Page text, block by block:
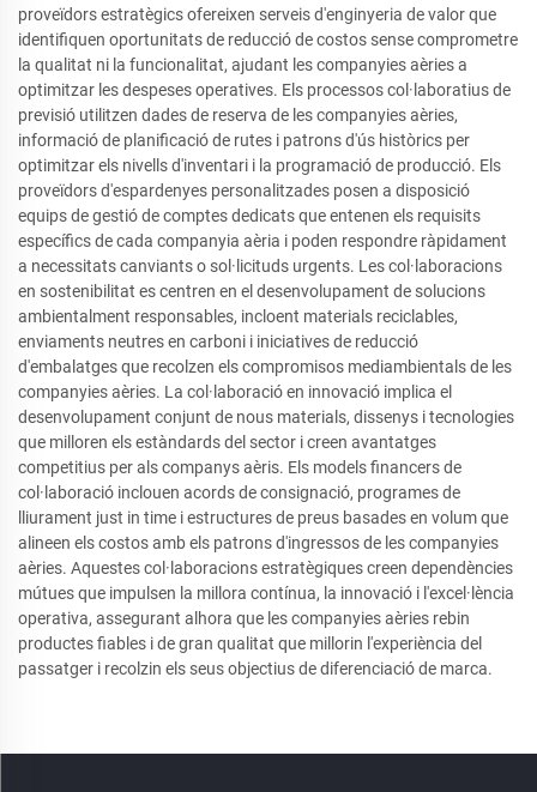
proveïdors estratègics ofereixen serveis d'enginyeria de valor que
identifiquen oportunitats de reducció de costos sense comprometre
la qualitat ni la funcionalitat, ajudant les companyies aèries a
optimitzar les despeses operatives. Els processos col·laboratius de
previsió utilitzen dades de reserva de les companyies aèries,
informació de planificació de rutes i patrons d'ús històrics per
optimitzar els nivells d'inventari i la programació de producció. Els
proveïdors d'espardenyes personalitzades posen a disposició
equips de gestió de comptes dedicats que entenen els requisits
específics de cada companyia aèria i poden respondre ràpidament
a necessitats canviants o sol·licituds urgents. Les col·laboracions
en sostenibilitat es centren en el desenvolupament de solucions
ambientalment responsables, incloent materials reciclables,
enviaments neutres en carboni i iniciatives de reducció
d'embalatges que recolzen els compromisos mediambientals de les
companyies aèries. La col·laboració en innovació implica el
desenvolupament conjunt de nous materials, dissenys i tecnologies
que milloren els estàndards del sector i creen avantatges
competitius per als companys aèris. Els models financers de
col·laboració inclouen acords de consignació, programes de
lliurament just in time i estructures de preus basades en volum que
alineen els costos amb els patrons d'ingressos de les companyies
aèries. Aquestes col·laboracions estratègiques creen dependències
mútues que impulsen la millora contínua, la innovació i l'excel·lència
operativa, assegurant alhora que les companyies aèries rebin
productes fiables i de gran qualitat que millorin l'experiència del
passatger i recolzin els seus objectius de diferenciació de marca.